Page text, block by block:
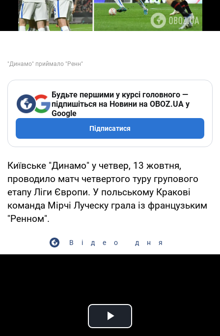
Будьте першими у курсі головного —
підпишіться на Новини на OBOZ.UA у
Google
Підписатися
Київське "Динамо" у четвер, 13 жовтня,
проводило матч четвертого туру групового
етапу Ліги Європи. У польському Кракові
команда Мірчі Луческу грала із французьким
"Ренном".
Відео дня
Play Video